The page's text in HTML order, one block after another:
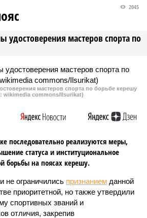
удостоверения мастеров спорта по
2045
мастеров спорта по борьбе керешу
wikimedia commons/Ilsurikat)
последовательно реализуются меры,
статуса и институциональное
борьбы на поясах керешу.
не ограничились признанием данной
приоритетной, но также утвердили
спортивных званий и
отличия, закрепив